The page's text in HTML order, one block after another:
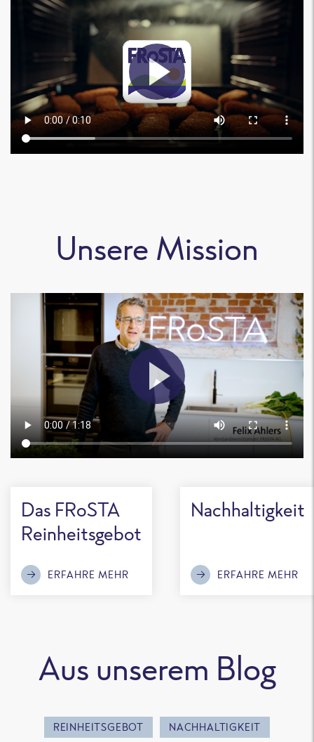
Unsere Mission
Das FRoSTA
Reinheitsgebot
ERFAHRE MEHR
Nachhaltigkeit
ERFAHRE MEHR
Aus unserem Blog
REINHEITSGEBOT NACHHALTIGKEIT